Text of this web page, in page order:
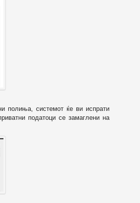
полиња, системот ќе ви испрати
податоци се замаглени на